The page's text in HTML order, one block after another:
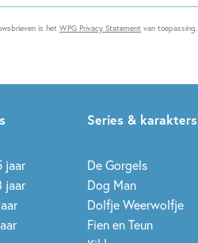
is het WPG Privacy Statement van toepassing.
jaar
jaar
Series & karakters
De Gorgels
Dog Man
Dolfje Weerwolfje
Fien en Teun